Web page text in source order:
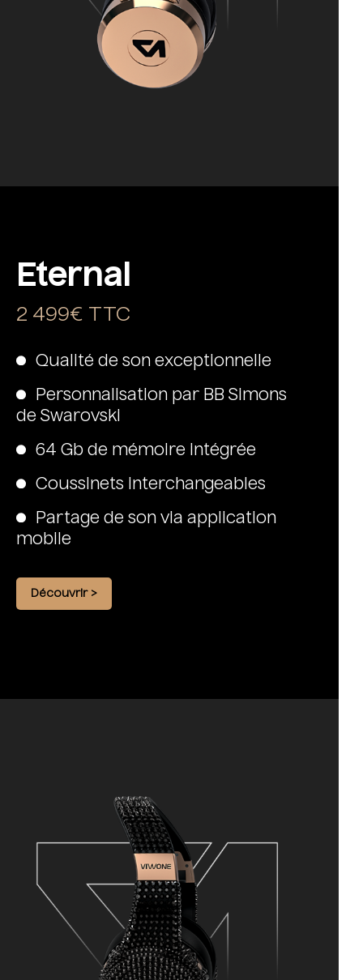
Eternal
2 499€ TTC
Qualité de son exceptionnelle
Personnalisation par BB Simons
de Swarovski
64 Gb de mémoire intégrée
Coussinets interchangeables
Partage de son via application
mobile
Découvrir >